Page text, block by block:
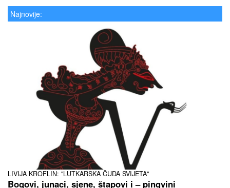
Najnovije:
LIVIJA KROFLIN: "LUTKARSKA ČUDA SVIJETA"
Bogovi, junaci, sjene, štapovi i – pingvini